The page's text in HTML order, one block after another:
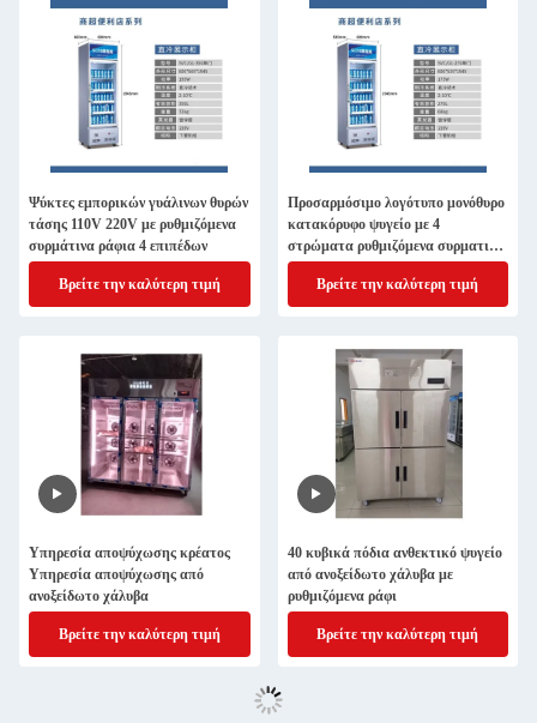
Ψύκτες εμπορικών γυάλινων θυρών
τάσης 110V 220V με ρυθμιζόμενα
συρμάτινα ράφια 4 επιπέδων
Βρείτε την καλύτερη τιμή
Προσαρμόσιμο λογότυπο μονόθυρο
κατακόρυφο ψυγείο με 4
στρώματα ρυθμιζόμενα συρματικά
ράφια και φωτισμός LED
Βρείτε την καλύτερη τιμή
Υπηρεσία αποψύχωσης κρέατος
Υπηρεσία αποψύχωσης από
ανοξείδωτο χάλυβα
Βρείτε την καλύτερη τιμή
40 κυβικά πόδια ανθεκτικό ψυγείο
από ανοξείδωτο χάλυβα με
ρυθμιζόμενα ράφι
Βρείτε την καλύτερη τιμή